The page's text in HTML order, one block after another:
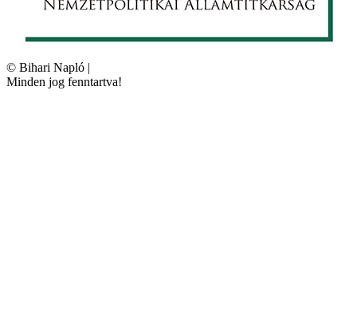
© Bihari Napló |
Minden jog fenntartva!